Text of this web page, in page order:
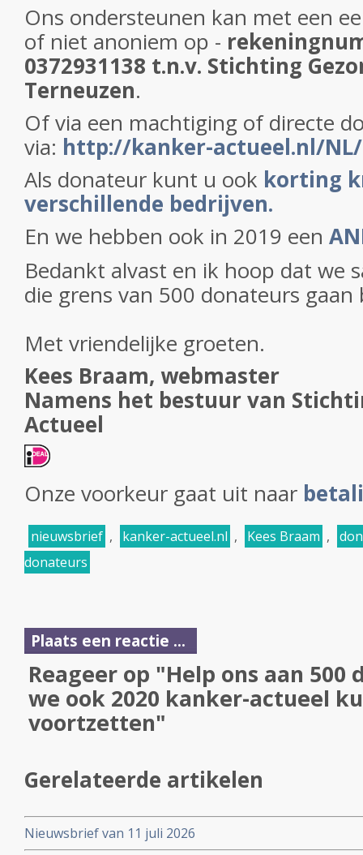
Ons ondersteunen kan met een
of niet anoniem op -
0372931138 t.n.v. Stichting
Terneuzen.
Of via een machtiging of directe
via: http://kanker-actueel.nl/
Als donateur kunt u ook korting
verschillende bedrijven.
En we hebben ook in 2019 een
Bedankt alvast en ik hoop dat we
die grens van 500 donateurs gaan
Met vriendelijke groeten.
Kees Braam, webmaster
Namens het bestuur van
Actueel
Onze voorkeur gaat uit naar
nieuwsbrief , kanker-actueel.nl , Kees Braam ,
donateurs
Plaats een reactie ...
Reageer op "Help ons aan 500
we ook 2020 kanker-actueel
voortzetten"
Gerelateerde artikelen
Nieuwsbrief van 11 juli 2026